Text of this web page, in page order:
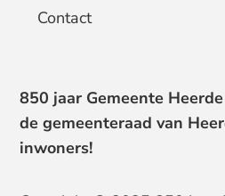
Contact
850 jaar Gemeente
de gemeenteraad van
inwoners!